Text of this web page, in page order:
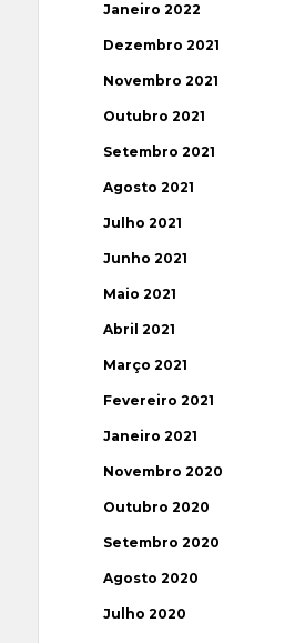
Janeiro 2022
Dezembro 2021
Novembro 2021
Outubro 2021
Setembro 2021
Agosto 2021
Julho 2021
Junho 2021
Maio 2021
Abril 2021
Março 2021
Fevereiro 2021
Janeiro 2021
Novembro 2020
Outubro 2020
Setembro 2020
Agosto 2020
Julho 2020